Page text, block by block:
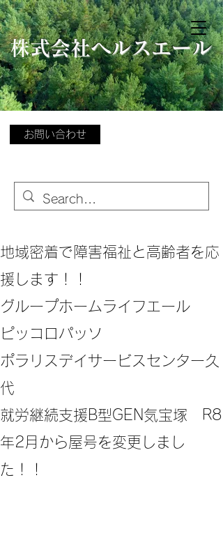
​株式会社ヘルスエール
お問い合わせ
地域密着で障害福祉と高齢者を応
援します！！
グループホームライフエール
ピッコロパッソ
ポラリスデイサービスセンター久
代
​就労継続支援B型GEN気宝塚 R8
年2月から屋号を変更しまし
た！！